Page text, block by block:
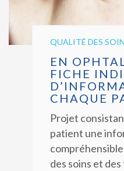
QUALITÉ DES
EN
FICHE
CHAQUE
Projet
patient une
compréhensible
des soins et